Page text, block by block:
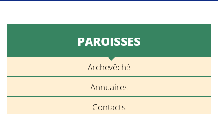
PAROISSES
Archevêché
Annuaires
Contacts